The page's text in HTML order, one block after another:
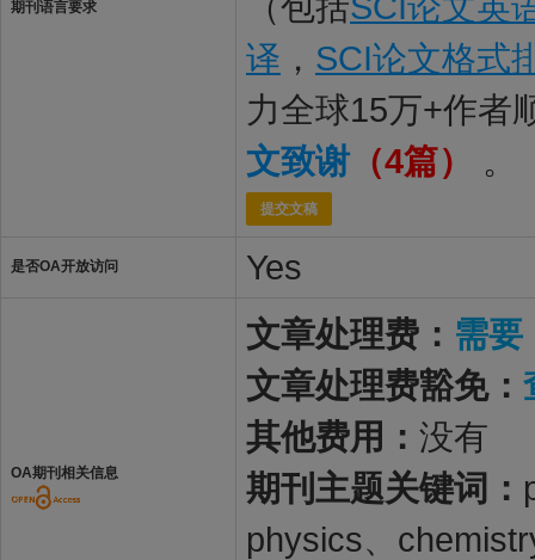
期刊语言要求
译 ， SCI论文格式
力全球15万+作者
文致谢 （4篇） 。
提交文稿
是否OA开放访问 Yes
OA期刊相关信息
文章处理费： 需要
文章处理费豁免：
其他费用： 没有
期刊主题关键词：
physics、